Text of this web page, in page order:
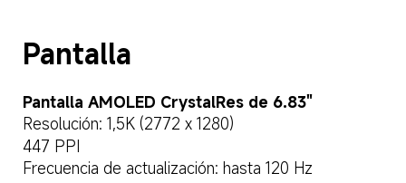
Pantalla
Pantalla AMOLED CrystalRes de 6.83"
Resolución: 1,5K (2772 x 1280)
447 PPI
Frecuencia de actualización: hasta 120 Hz